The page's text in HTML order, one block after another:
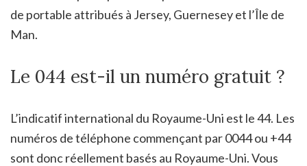
de portable attribués à Jersey, Guernesey et l’Île de
Man.
Le 044 est-il un numéro gratuit ?
L’indicatif international du Royaume-Uni est le 44. Les
numéros de téléphone commençant par 0044 ou +44
sont donc réellement basés au Royaume-Uni. Vous